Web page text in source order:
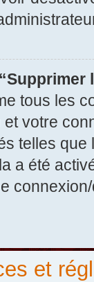
tous les
et votre
telles que
a été
et